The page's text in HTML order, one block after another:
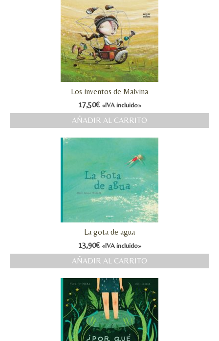
Los inventos de Malvina
17,50€ «IVA incluido»
AÑADIR AL CARRITO
La gota de agua
13,90€ «IVA incluido»
AÑADIR AL CARRITO